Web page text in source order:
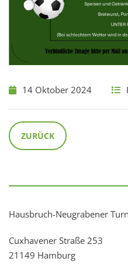
14 Oktober 2024
ZURÜCK
Hausbruch-Neugrabener
Cuxhavener Straße 253
21149 Hamburg